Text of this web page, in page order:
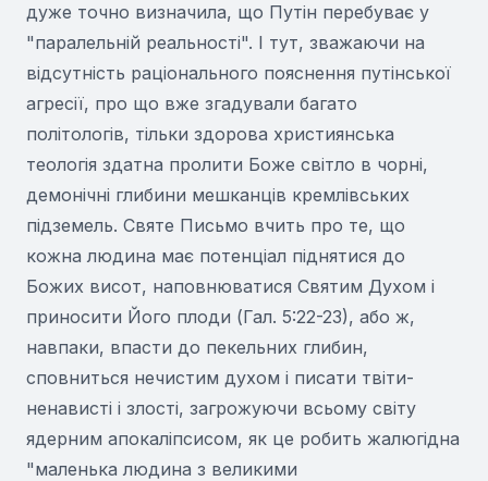
дуже точно визначила, що Путін перебуває у
"паралельній реальності". І тут, зважаючи на
відсутність раціонального пояснення путінської
агресії, про що вже згадували багато
політологів, тільки здорова християнська
теологія здатна пролити Боже світло в чорні,
демонічні глибини мешканців кремлівських
підземель. Святе Письмо вчить про те, що
кожна людина має потенціал піднятися до
Божих висот, наповнюватися Святим Духом і
приносити Його плоди (Гал. 5:22-23), або ж,
навпаки, впасти до пекельних глибин,
сповниться нечистим духом і писати твіти-
ненависті і злості, загрожуючи всьому світу
ядерним апокаліпсисом, як це робить жалюгідна
"маленька людина з великими